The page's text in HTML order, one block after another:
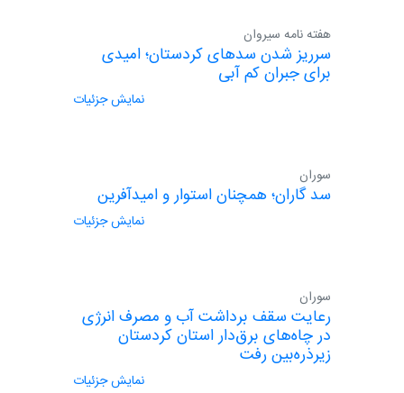
هفته نامه سیروان
سرریز شدن سدهای کردستان؛ امیدی
برای جبران کم آبی
نمایش جزئیات
سوران
سد گاران؛ همچنان استوار و امیدآفرین
نمایش جزئیات
سوران
رعایت سقف برداشت آب و مصرف انرژی
در چاه‌های برق‌دار استان کردستان
زیرذره‌بین رفت
نمایش جزئیات